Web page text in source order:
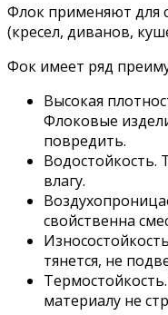
Флок применяют для
(кресел, диванов,
Фок имеет ряд
Высокая
Флоковые
повредить.
Водостойкость.
влагу.
свойственна
тянется, не
материалу не